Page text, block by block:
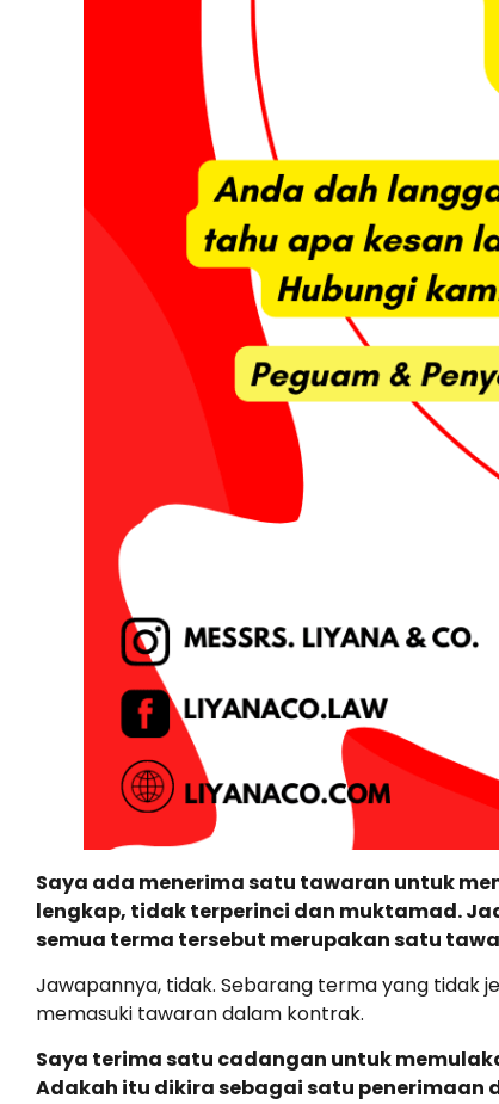
Saya ada menerima satu tawaran untuk
lengkap, tidak terperinci dan muktamad.
semua terma tersebut merupakan satu
Jawapannya, tidak. Sebarang terma yang tidak
memasuki tawaran dalam kontrak.
Saya terima satu cadangan untuk
Adakah itu dikira sebagai satu